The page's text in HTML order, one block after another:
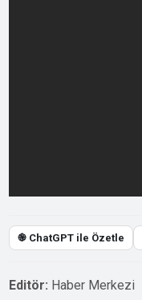
֎ ChatGPT ile Özetle
Editör: Haber Merkezi